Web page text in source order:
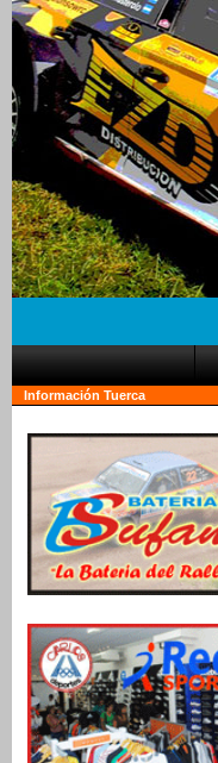
Información Tuerca